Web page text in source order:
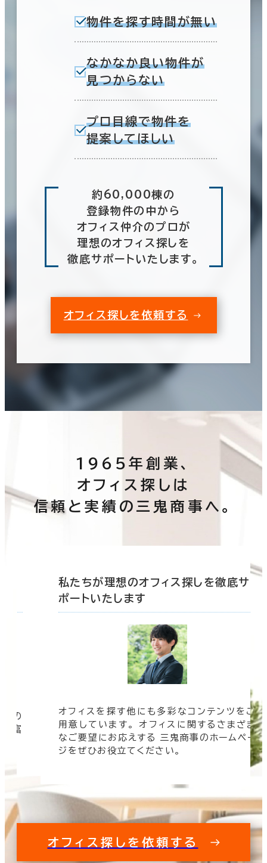
物件を探す時間が無い
なかなか良い物件が
見つからない
プロ目線で物件を
提案してほしい
約60,000棟の
登録物件の中から
オフィス仲介のプロが
理想のオフィス探しを
徹底サポートいたします。
オフィス探しを依頼する
1965年創業、
オフィス探しは
信頼と実績の三鬼商事へ。
の
豊富
私たちが理想のオフィス探しを徹底サ
ポートいたします
オフィスを探す他にも多彩なコンテンツをご
用意しています。 オフィスに関するさまざま
なご要望にお応えする 三鬼商事のホームペー
ジをぜひお役立てください。
オフィス探しを依頼する